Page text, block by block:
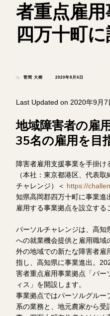
者重点雇
四万十町
by 菅間 大樹 2020年8月6日
Last Updated on 2020年9月7
地域障害者の雇
35名の雇用を目
障害者雇用支援事業を手掛け
（本社：東京都港区、代表
チャレンジ）＜ https://
知県高岡郡四万十町に事業進
雇用する事業拠点を設立する
パーソルチャレンジは、高知
への就業機会提供と雇用職域
外の地域での新たな障害者雇
指し、高知県に事業進出。
害者重点雇用事業拠点「パー
ィス」を開設します。
事業拠点ではパーソルグルー
系の業務と、地元農家から受